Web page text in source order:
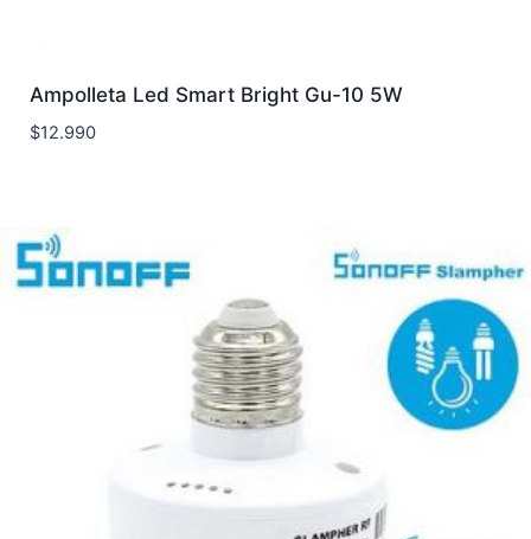
Ampolleta Led Smart Bright Gu-10 5W
$12.990